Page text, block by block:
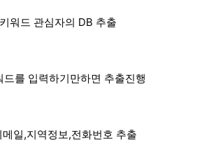
워드 관심자의 DB 추출
드를 입력하기만하면 추출진행
메일,지역정보,전화번호 추출